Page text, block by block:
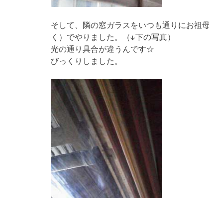
そして、隣の窓ガラスをいつも通りにお祖
く）でやりました。（↓下の写真）
光の通り具合が違うんです☆
びっくりしました。